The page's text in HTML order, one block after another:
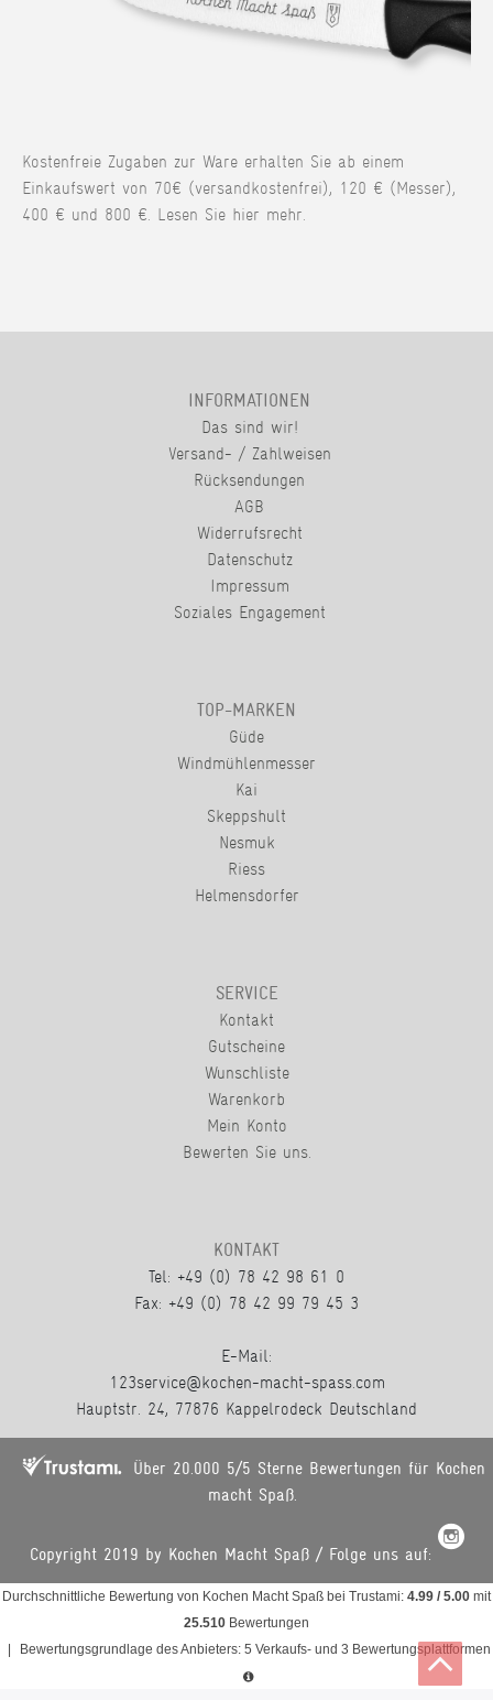
Kostenfreie Zugaben zur Ware erhalten Sie ab einem
Einkaufswert von 70€ (versandkostenfrei), 120 € (Messer),
400 € und 800 €. Lesen Sie hier mehr.
INFORMATIONEN
Das sind wir!
Versand- / Zahlweisen
Rücksendungen
AGB
Widerrufsrecht
Datenschutz
Impressum
Soziales Engagement
TOP-MARKEN
Güde
Windmühlenmesser
Kai
Skeppshult
Nesmuk
Riess
Helmensdorfer
SERVICE
Kontakt
Gutscheine
Wunschliste
Warenkorb
Mein Konto
Bewerten Sie uns.
KONTAKT
Tel: +49 (0) 78 42 98 61 0
Fax: +49 (0) 78 42 99 79 45 3
E-Mail:
123service@kochen-macht-spass.com
Hauptstr. 24, 77876 Kappelrodeck Deutschland
Über 20.000 5/5 Sterne Bewertungen für Kochen
macht Spaß.
Copyright 2019 by Kochen Macht Spaß / Folge uns auf:
Durchschnittliche Bewertung von Kochen Macht Spaß bei Trustami: 4.99 / 5.00 mit
25.510 Bewertungen
Bewertungsgrundlage des Anbieters: 5 Verkaufs- und 3 Bewertungsplattformen